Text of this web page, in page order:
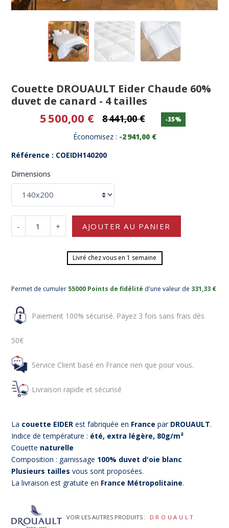
Couette DROUAULT Eider Chaude 60%
duvet de canard - 4 tailles
5 500,00 € 8 441,00 € -35%
Économisez : -2 941,00 €
Référence : COEIDH140200
Dimensions
- + AJOUTER AU PANIER
Livré chez vous en 1 semaine
Permet de cumuler 55000 Points de fidélité d'une valeur de 331,33 €
Paiement 100% sécurisé. Payez 3 fois sans frais dès
50€
Service Client basé en France rien que pour vous.
Livraison rapide et sécurisé
La couette EIDERest fabriquée en France par DROUAULT.
Indice de température : été, extra légère, 80g/m²
Couette naturelle
Composition : garnissage 100% duvet d'oie blanc
Plusieurs tailles vous sont proposées.
La livraison est gratuite en France Métropolitaine.
VOIR LES AUTRES PRODUITS : DROUAULT